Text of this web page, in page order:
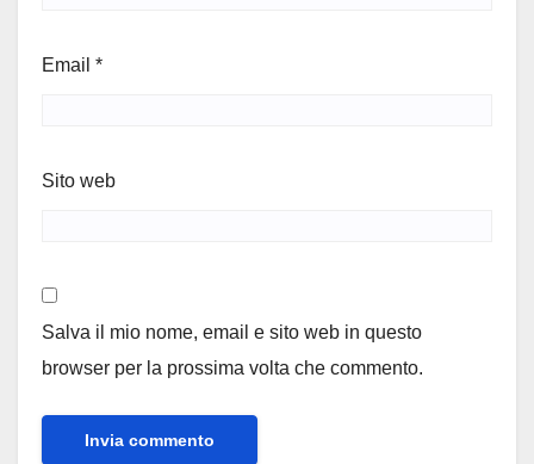
Email *
Sito web
Salva il mio nome, email e sito web in questo
browser per la prossima volta che commento.